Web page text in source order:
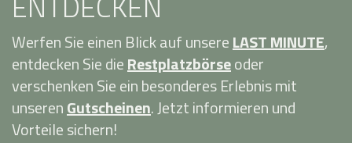
Werfen Sie einen Blick auf unsereLAST MINUTE,
entdecken Sie dieRestplatzbörseoder
verschenken Sie ein besonderes Erlebnis mit
unserenGutscheinen. Jetzt informieren und
Vorteile sichern!